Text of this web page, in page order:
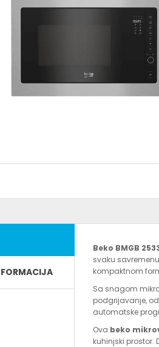
Beko BMGB
svaku
kompaktnom
Sa snagom
podgrijavanje,
automatske
Ova beko
kuhinjski prostor.